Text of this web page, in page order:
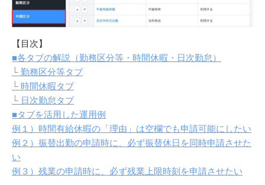
【目次】
■各タブの解説（勤務区分等・時間休暇・日次勤怠）
└ 勤務区分等タブ
└ 時間休暇タブ
└ 日次勤怠タブ
■タブを活用した運用例
例１）時間有給休暇の「理由」は空欄でも申請可能にしたい
例２）振替出勤の申請時に、必ず振替休日を同時申請させた
い
例３）残業の申請時に、必ず残業上限時刻を申請させたい